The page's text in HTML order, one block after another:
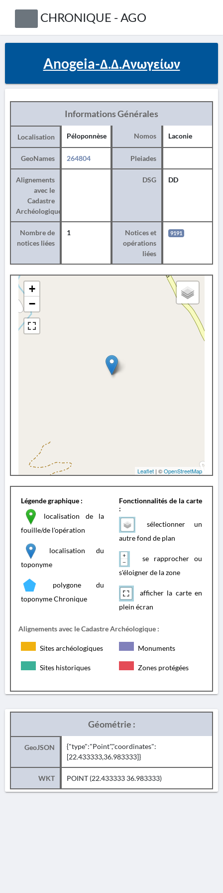
CHRONIQUE - AGO
Anogeia-Δ.Δ.Ανωγείων
Informations Générales
Localisation Péloponnèse Nomos Laconie
GeoNames 264804 Pleiades
Alignements
avec le
Cadastre
Archéologique
DSG DD
Nombre de
notices liées
1
Notices et
opérations
liées
9191
+
−
Leaflet | ©OpenStreetMap
Légende graphique :
localisation de la
fouille/de l'opération
localisation du
toponyme
polygone du
toponyme Chronique
Fonctionnalités de la carte
:
sélectionner un
autre fond de plan
se rapprocher ou
s'éloigner de la zone
afficher la carte en
plein écran
Alignements avec le Cadastre Archéologique :
Sites archéologiques Monuments
Sites historiques Zones protégées
Géométrie :
GeoJSON
{"type":"Point","coordinates":
[22.433333,36.983333]}
WKT POINT (22.433333 36.983333)